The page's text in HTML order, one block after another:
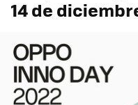
14 de